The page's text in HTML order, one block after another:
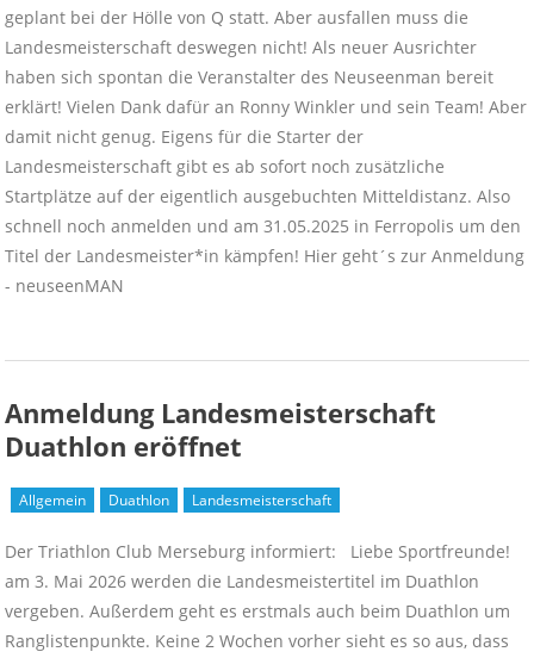
geplant bei der Hölle von Q statt. Aber ausfallen muss die
Landesmeisterschaft deswegen nicht! Als neuer Ausrichter
haben sich spontan die Veranstalter des Neuseenman bereit
erklärt! Vielen Dank dafür an Ronny Winkler und sein Team! Aber
damit nicht genug. Eigens für die Starter der
Landesmeisterschaft gibt es ab sofort noch zusätzliche
Startplätze auf der eigentlich ausgebuchten Mitteldistanz. Also
schnell noch anmelden und am 31.05.2025 in Ferropolis um den
Titel der Landesmeister*in kämpfen! Hier geht´s zur Anmeldung
- neuseenMAN
Anmeldung Landesmeisterschaft
Duathlon eröffnet
Allgemein Duathlon Landesmeisterschaft
Der Triathlon Club Merseburg informiert: Liebe Sportfreunde!
am 3. Mai 2026 werden die Landesmeistertitel im Duathlon
vergeben. Außerdem geht es erstmals auch beim Duathlon um
Ranglistenpunkte. Keine 2 Wochen vorher sieht es so aus, dass